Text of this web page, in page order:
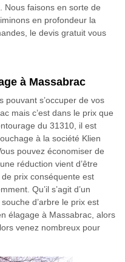
Nous faisons en sorte de
en profondeur la
le devis gratuit vous
à Massabrac
pouvant s’occuper de vos
mais c’est dans le prix que
du 31310, il est
à la société Klien
pouvez économiser de
réduction vient d’être
prix conséquente est
Qu’il s’agit d’un
d’arbre le prix est
élagage à Massabrac, alors
venez nombreux pour